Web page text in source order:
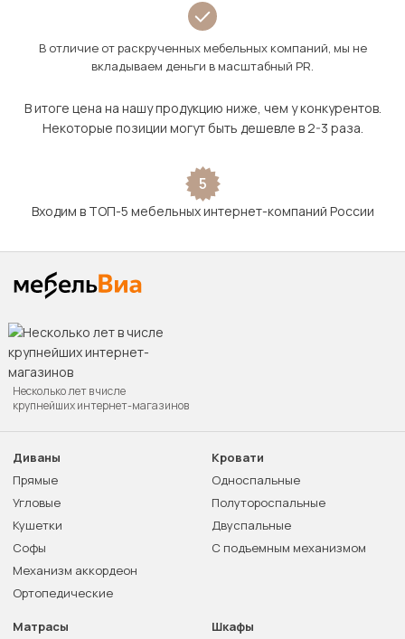
В отличие от раскрученных мебельных компаний, мы не
вкладываем деньги в масштабный PR.
В итоге цена на нашу продукцию ниже, чем у конкурентов.
Некоторые позиции могут быть дешевле в 2-3 раза.
5
Входим в ТОП-5 мебельных интернет-компаний России
Несколько лет в числе
крупнейших интернет-магазинов
Диваны
Прямые
Угловые
Кушетки
Софы
Механизм аккордеон
Ортопедические
Кровати
Односпальные
Полутороспальные
Двуспальные
С подъемным механизмом
Матрасы
Шкафы